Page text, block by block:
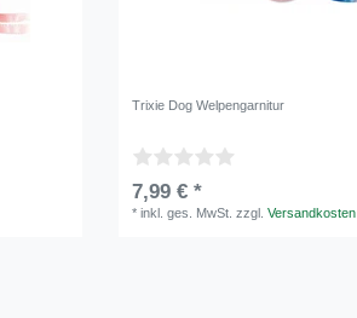
Trixie Dog Welpengarnitur
7,99 € *
*inkl. ges. MwSt. zzgl.Versandkosten